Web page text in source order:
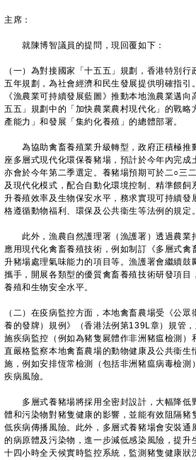
主席：
就陳博智議員的提問，現回覆如下：
（一）為對接國家「十五五」規劃，香港特別
五年規劃，為社會經濟和民生發展提供明確指引
《漁農業可持續發展藍圖》推動本地漁農業邁
五五」規劃中的「加快農業農村現代化」的戰略
產能力」和發展「集約化養殖」的總體部署。
為協助禽畜養殖業升級轉型，政府正積極推
座多層式現代化環保養豬場，預計於今年內完成
亦會於今年第二季選定。養豬場預期可於二○三
及現代化模式，配合自動化環境控制、精準餵飼
升養殖效率及生物保安水平，務求實現可持續發
格遵循動物福利、環保及公共衞生等法例的規定。
此外，漁農自然護理署（漁護署）透過農業
應用現代化禽畜養殖技術，例如制訂《多層式禽
升豬場處理氣味能力的項目等。漁護署會繼續鼓
攜手，開展各類型的優質禽畜養殖技術研發項目
養殖和生物安全水平。
（二）在疫病監控方面，本地禽畜農場受《公
養的發牌）規例》（香港法例第139L章）規管
施疾病監控（例如為豬隻屍體作非洲豬瘟檢測）
直嚴格監察本地禽畜農場的動物健康及公共衞生
施，例如安排恆常檢測（包括非洲豬瘟病毒檢測
疾病風險。
多層式養豬場將採用全密封設計，大幅降低
體和污染物對豬隻健康的影響，並能有效阻隔豬
低疾病傳播風險。此外，多層式養豬場會安裝通
的病原體及污染物，進一步減低感染風險，提升
十四小時全天候實時監控系統，監測豬隻健康狀